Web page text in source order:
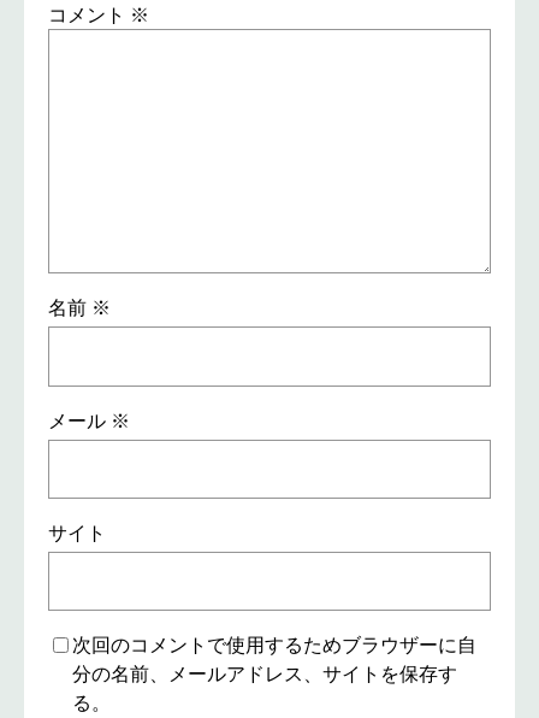
コメント ※
名前 ※
メール ※
サイト
次回のコメントで使用するためブラウザーに自
分の名前、メールアドレス、サイトを保存す
る。